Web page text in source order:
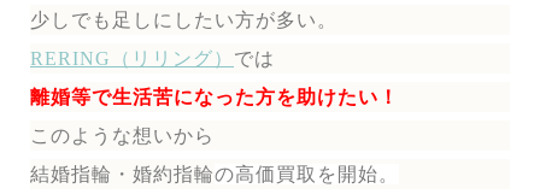
少しでも足しにしたい方が多い。
RERING（リリング） では
離婚等で生活苦になった方を助けたい！
このような想いから
結婚指輪・婚約指輪の高価買取を開始。